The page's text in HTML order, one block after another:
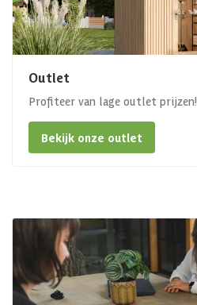
Outlet
Profiteer van lage outlet prijzen!
Bekijk onze outlet